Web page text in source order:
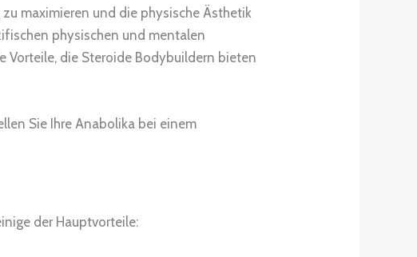
maximieren und die physische Ästhetik
physischen und mentalen
Vorteile, die Steroide Bodybuildern bieten
Sie Ihre Anabolika bei einem
der Hauptvorteile: